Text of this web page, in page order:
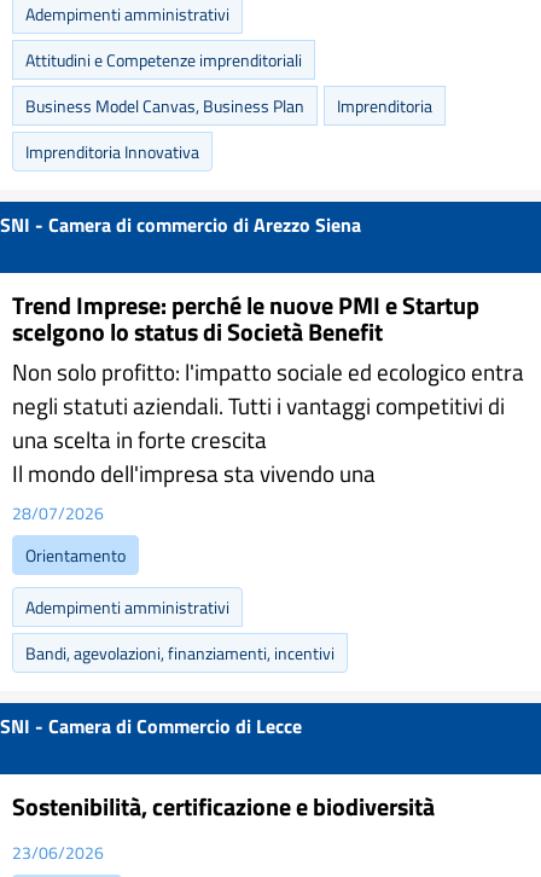
Adempimenti amministrativi
Attitudini e Competenze imprenditoriali
Business Model Canvas, Business Plan
Imprenditoria
Imprenditoria Innovativa
SNI - Camera di commercio di Arezzo Siena
Trend Imprese: perché le nuove PMI e Startup
scelgono lo status di Società Benefit
Non solo profitto: l'impatto sociale ed ecologico entra
negli statuti aziendali. Tutti i vantaggi competitivi di
una scelta in forte crescita
Il mondo dell'impresa sta vivendo una
28/07/2026
Orientamento
Adempimenti amministrativi
Bandi, agevolazioni, finanziamenti, incentivi
SNI - Camera di Commercio di Lecce
Sostenibilità, certificazione e biodiversità
23/06/2026